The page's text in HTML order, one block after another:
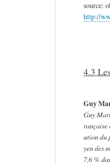
source:
http://
4.3
Guy
Guy
rançaise
ution du
yen des
7,6 %